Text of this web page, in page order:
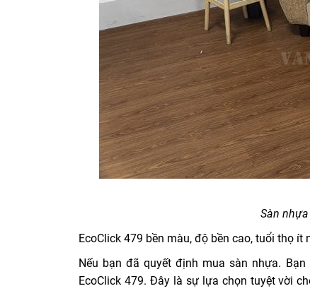
Sàn
EcoClick 479 bền màu, độ bền cao, tuổi thọ
Nếu bạn đã quyết định mua sàn nhựa.
EcoClick 479. Đây là sự lựa chọn tuyệt vời